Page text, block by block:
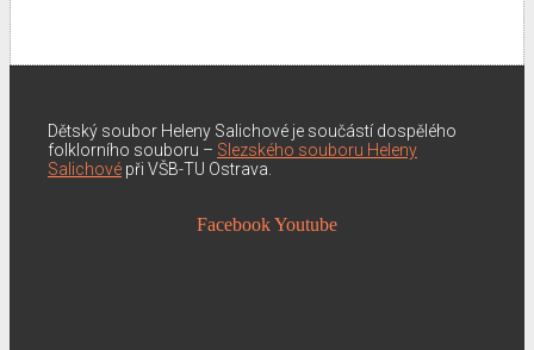
Dětský soubor Heleny Salichové je součástí dospělého
folklorního souboru – Slezského souboru Heleny
Salichové při VŠB-TU Ostrava.
FacebookYoutube